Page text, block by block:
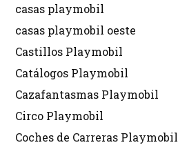
casas playmobil
casas playmobil oeste
Castillos Playmobil
Catálogos Playmobil
Cazafantasmas Playmobil
Circo Playmobil
Coches de Carreras Playmobil